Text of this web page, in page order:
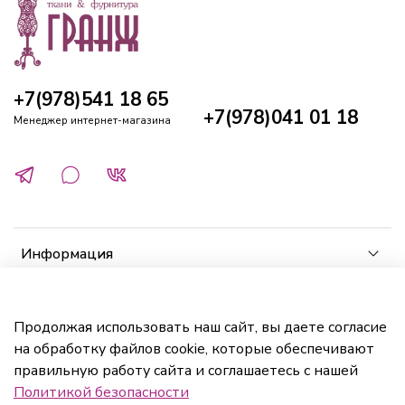
Информация
Кабинет
+7(978)541 18 65
Менеджер интернет-магазина +7(978)041 01 18
Продолжая использовать наш сайт, вы даете согласие
на обработку файлов cookie, которые обеспечивают
правильную работу сайта и соглашаетесь с нашей
Политикой безопасности